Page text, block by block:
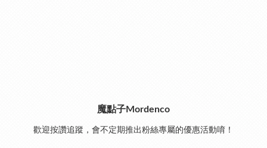
魔點子Mordenco
歡迎按讚追蹤，會不定期推出粉絲專屬的優惠活動唷！